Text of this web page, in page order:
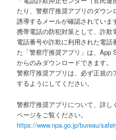
たり、警察庁推奨アプリのダウ
誘導するメールが確認されていま
携帯電話の防犯対策として、詐
電話番号や詐欺に利用された電話
た「警察庁推奨アプリ」は、App
からのみダウンロードできます。
警察庁推奨アプリは、必ず正規の
するようにしてください。
警察庁推奨アプリについて、詳し
ページをご覧ください。
https://www.npa.go.jp/bureau/